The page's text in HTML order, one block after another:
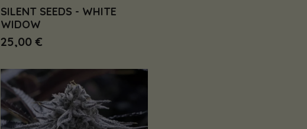
SILENT SEEDS - WHITE
WIDOW
25,00 €